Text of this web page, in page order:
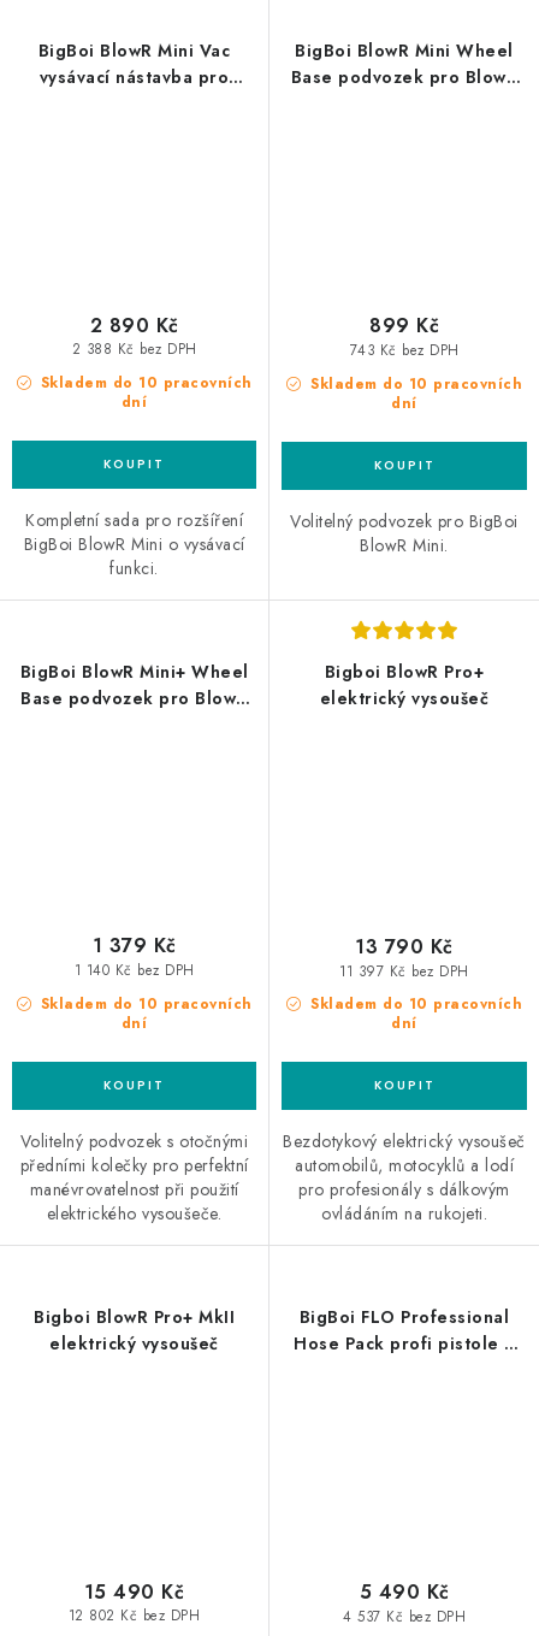
BigBoi BlowR Mini Vac
vysávací nástavba pro
Skladem do 10 pracovních
dní
2 388 Kč bez DPH
2 890 Kč
Kompletní sada pro rozšíření
BigBoi BlowR Mini o vysávací
funkci.
BigBoi BlowR Mini Wheel
Base podvozek pro BlowR
Skladem do 10 pracovních
dní
743 Kč bez DPH
899 Kč
Volitelný podvozek pro BigBoi
BlowR Mini.
BigBoi BlowR Mini+ Wheel
Base podvozek pro BlowR
Skladem do 10 pracovních
dní
1 140 Kč bez DPH
1 379 Kč
Volitelný podvozek s otočnými
předními kolečky pro perfektní
manévrovatelnost při použití
elektrického vysoušeče.
Bigboi BlowR Pro+
elektrický vysoušeč
Skladem do 10 pracovních
dní
11 397 Kč bez DPH
13 790 Kč
Bezdotykový elektrický vysoušeč
automobilů, motocyklů a lodí
pro profesionály s dálkovým
ovládáním na rukojeti.
Bigboi BlowR Pro+ MkII
elektrický vysoušeč
12 802 Kč bez DPH
15 490 Kč
BigBoi FLO Professional
Hose Pack profi pistole k
4 537 Kč bez DPH
5 490 Kč